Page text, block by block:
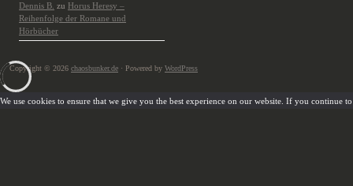
Dennis B. zu Horus Heresy –
Reihenfolge der Romane und
Hörbücher
Copyright © 2026 chaosbunker.de · Powered by WordPress
We use cookies to ensure that we give you the best experience on our website. If you continue